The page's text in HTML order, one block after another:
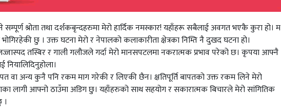
सम्पूर्ण श्रोता तथा दर्शकबृन्दहरुमा मेरो हार्दिक नमस्कार! यहाँहरू सबैलाई अवगत भएकै कुरा हो। म
छु । उक्त घटना मेरो र नेपालको कलाकारीता क्षेत्रका निम्ति नै दुखद घटना हो।
तस्बिर र गाली गलौजले गर्दा मेरो मानसपटलमा नकरात्मक प्रभाव परेको छ। कृपया आफ्नै
वा अन्य कुनै पनि रकम माग गरेकी र लिएकी छैन। क्षतिपूर्ति बापतको उक्त रकम लिने मेरो
लागी आफ्नो ठाउँमा अडिग छु। यहाँहरुको साथ सहयोग र सकारात्मक बिचारले मेरो सांगितिक